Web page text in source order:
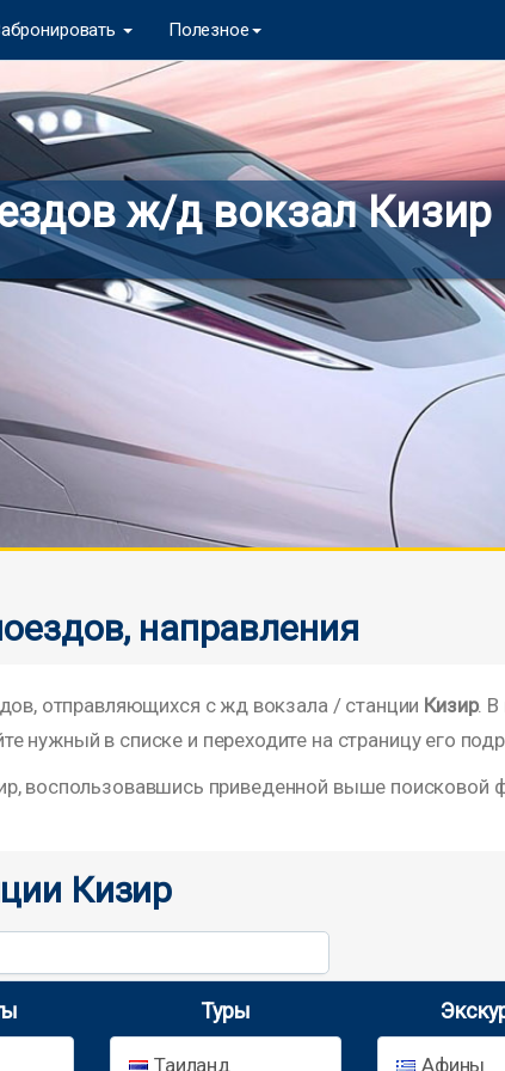
Полезное
ж/д вокзал Кизир
направления
отправляющихся с жд вокзала / станции Кизир. В
в списке и переходите на страницу его
воспользовавшись приведенной выше поисковой
Кизир
Туры
Таиланд Афины